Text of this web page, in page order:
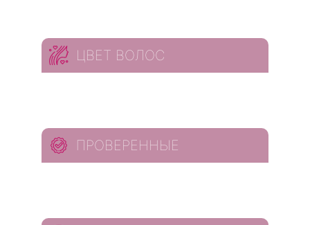
ЦВЕТ ВОЛОС
ПРОВЕРЕННЫЕ